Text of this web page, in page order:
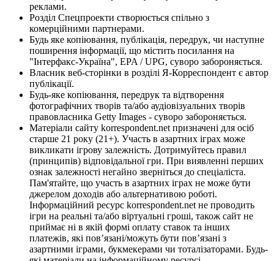
реклами.
Розділ Спецпроекти створюється спільно з
комерційними партнерами.
Будь яке копіювання, публікація, передрук, чи наступне
поширення інформації, що містить посилання на
"Інтерфакс-Україна", EPA / UPG, суворо забороняється.
Власник веб-сторінки в розділі Я-Корреспондент є автор
публікації.
Будь-яке копіювання, передрук та відтворення
фотографічних творів та/або аудіовізуальних творів
правовласника Getty Images - суворо забороняється.
Матеріали сайту korrespondent.net призначені для осіб
старше 21 року (21+). Участь в азартних іграх може
викликати ігрову залежність. Дотримуйтесь правил
(принципів) відповідальної гри. При виявленні перших
ознак залежності негайно зверніться до спеціаліста.
Пам'ятайте, що участь в азартних іграх не може бути
джерелом доходів або альтернативою роботі.
Інформаційний ресурс korrespondent.net не проводить
ігри на реальні та/або віртуальні гроші, також сайт не
приймає ні в якій формі оплату ставок та інших
платежів, які пов’язані/можуть бути пов’язані з
азартними іграми, букмекерами чи тоталізаторами. Будь-